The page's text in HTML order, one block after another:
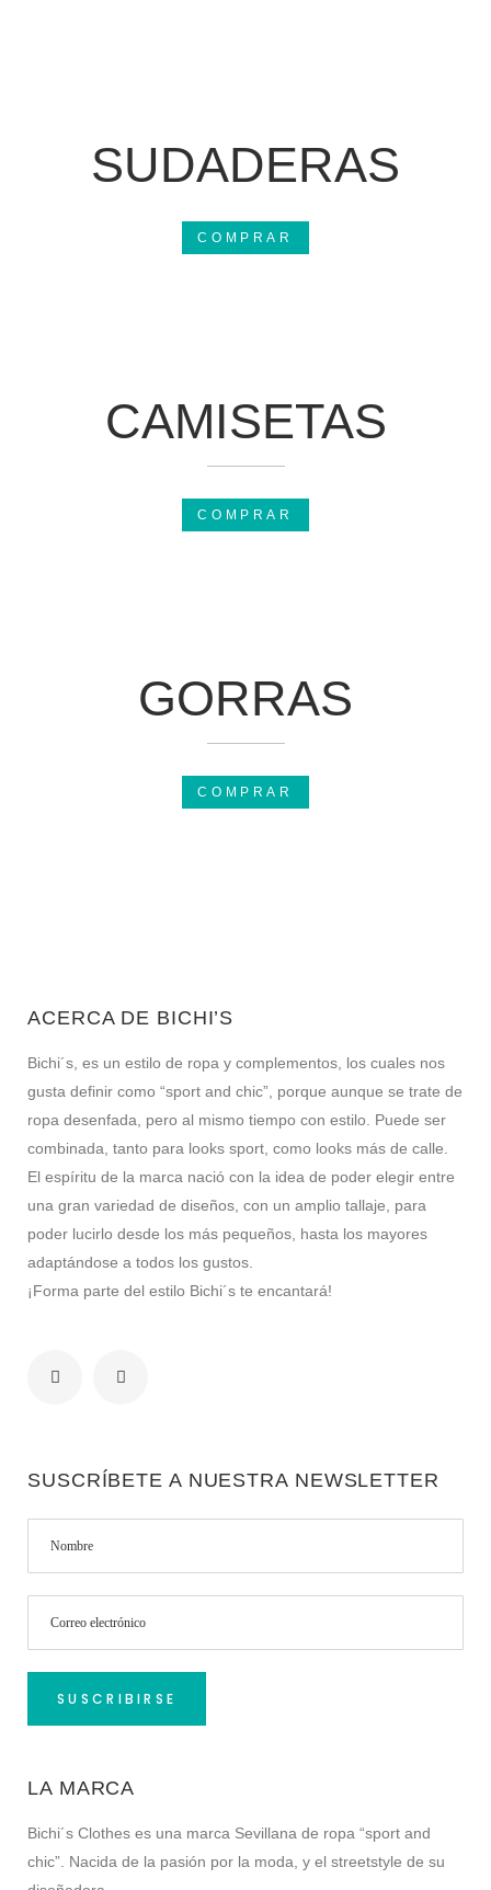
SUDADERAS
COMPRAR
CAMISETAS
COMPRAR
GORRAS
COMPRAR
ACERCA DE BICHI’S
Bichi´s, es un estilo de ropa y complementos, los cuales nos
gusta definir como “sport and chic”, porque aunque se trate de
ropa desenfada, pero al mismo tiempo con estilo. Puede ser
combinada, tanto para looks sport, como looks más de calle.
El espíritu de la marca nació con la idea de poder elegir entre
una gran variedad de diseños, con un amplio tallaje, para
poder lucirlo desde los más pequeños, hasta los mayores
adaptándose a todos los gustos.
¡Forma parte del estilo Bichi´s te encantará!
SUSCRÍBETE A NUESTRA NEWSLETTER
LA MARCA
Bichi´s Clothes es una marca Sevillana de ropa “sport and
chic”. Nacida de la pasión por la moda, y el streetstyle de su